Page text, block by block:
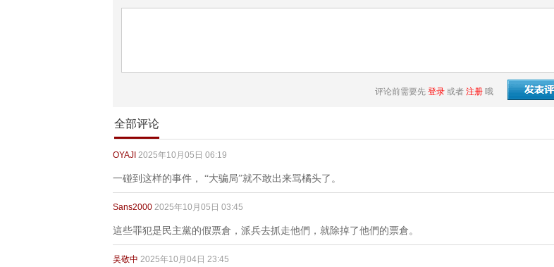
评论前需要先 登录 或者 注册 哦
全部评论
OYAJI 2025年10月05日 06:19
一碰到这样的事件， “大骗局”就不敢出来骂橘头了。
Sans2000 2025年10月05日 03:45
這些罪犯是民主黨的假票倉，派兵去抓走他們，就除掉了他們的票倉。
吴敬中 2025年10月04日 23:45